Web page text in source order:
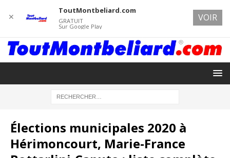
Élections municipales 2020 à
Hérimoncourt, Marie-France
✕
ToutMontbeliard.com
GRATUIT
Sur Google Play
VOIR